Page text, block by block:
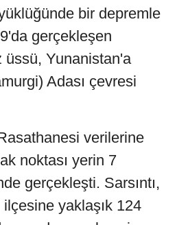
bir depremle
gerçekleşen
üssü, Yunanistan'a
Adası çevresi
verilerine
noktası yerin 7
gerçekleşti. Sarsıntı,
yaklaşık 124